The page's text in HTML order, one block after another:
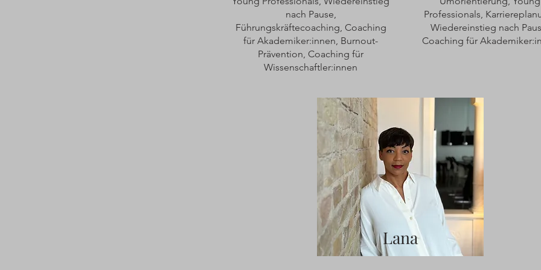
nach Pause,
Führungskräftecoaching, Coaching
für Akademiker:innen, Burnout-
Prävention, Coaching für
Wissenschaftler:innen
Professionals,
Wiedereinstieg nach
Coaching für
Lana